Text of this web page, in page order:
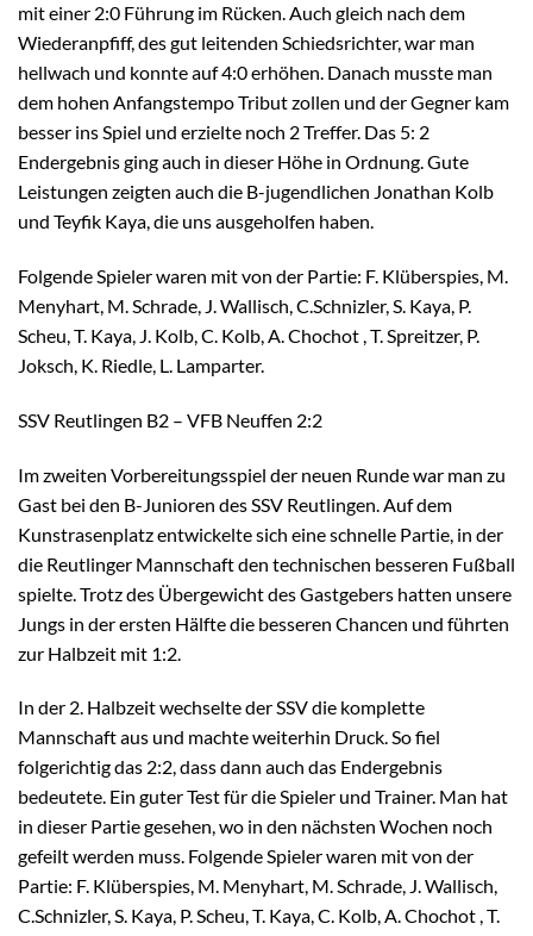
mit einer 2:0 Führung im Rücken. Auch gleich nach dem
Wiederanpfiff, des gut leitenden Schiedsrichter, war man
hellwach und konnte auf 4:0 erhöhen. Danach musste man
dem hohen Anfangstempo Tribut zollen und der Gegner kam
besser ins Spiel und erzielte noch 2 Treffer. Das 5: 2
Endergebnis ging auch in dieser Höhe in Ordnung. Gute
Leistungen zeigten auch die B-jugendlichen Jonathan Kolb
und Teyfik Kaya, die uns ausgeholfen haben.
Folgende Spieler waren mit von der Partie: F. Klüberspies, M.
Menyhart, M. Schrade, J. Wallisch, C.Schnizler, S. Kaya, P.
Scheu, T. Kaya, J. Kolb, C. Kolb, A. Chochot , T. Spreitzer, P.
Joksch, K. Riedle, L. Lamparter.
SSV Reutlingen B2 – VFB Neuffen 2:2
Im zweiten Vorbereitungsspiel der neuen Runde war man zu
Gast bei den B-Junioren des SSV Reutlingen. Auf dem
Kunstrasenplatz entwickelte sich eine schnelle Partie, in der
die Reutlinger Mannschaft den technischen besseren Fußball
spielte. Trotz des Übergewicht des Gastgebers hatten unsere
Jungs in der ersten Hälfte die besseren Chancen und führten
zur Halbzeit mit 1:2.
In der 2. Halbzeit wechselte der SSV die komplette
Mannschaft aus und machte weiterhin Druck. So fiel
folgerichtig das 2:2, dass dann auch das Endergebnis
bedeutete. Ein guter Test für die Spieler und Trainer. Man hat
in dieser Partie gesehen, wo in den nächsten Wochen noch
gefeilt werden muss. Folgende Spieler waren mit von der
Partie: F. Klüberspies, M. Menyhart, M. Schrade, J. Wallisch,
C.Schnizler, S. Kaya, P. Scheu, T. Kaya, C. Kolb, A. Chochot , T.